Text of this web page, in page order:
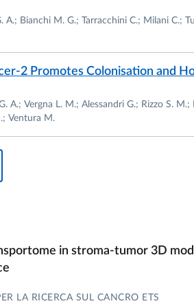
Professori Associati, Consiglio di
Scientifica,
per la Ricerca, Area Bio-
Centrale Medica
Medica nel Presidio della
Valutazione, Dip.
di Facoltà di Medicina in
Personale ed Organizzazione
di Medicina e Chirurgia,
Accademico
A.; Bianchi M. G.; Tarracchini C.; Milani C.;
2 Promotes Colonisation and
A.; Vergna L. M.; Alessandri G.; Rizzo S. M.;
Ventura M.
in stroma-tumor 3D
LA RICERCA SUL CANCRO ETS